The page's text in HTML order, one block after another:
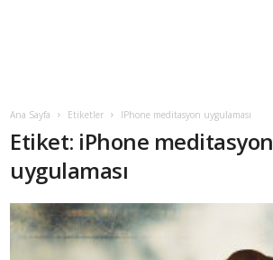
Ana Sayfa Etiketler IPhone meditasyon uygulaması
Etiket: iPhone meditasyon
uygulaması